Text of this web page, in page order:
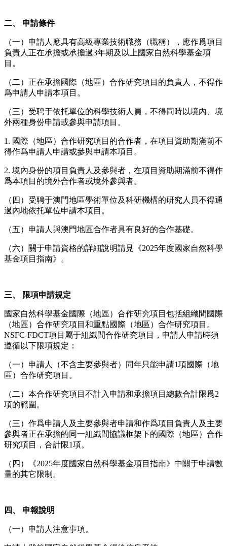
二、 申請條件
（一）申請人應具有高級專業技術職務（職稱），應作爲項目
負責人正在承擔或承擔過3年期及以上國家自然科學基金項
目。
（二）正在承擔國際（地區）合作研究項目的負責人，不得作
爲申請人申請本項目。
（三）受聘于依托單位的科學技術人員，不得同時以境內、境
外兩種身份申請或參與申請項目。
1. 國際（地區）合作研究項目的合作者，在項目資助期滿前不
得作爲申請人申請或參與申請本項目。
2. 境內身份的項目負責人及參與者，在項目資助期滿前不得作
爲本項目的境外合作者或境外參與者。
（四）受聘于澳門地區學術單位及科研機構的研究人員不得通
過內地依托單位申請本項目。
（五）申請人與澳門地區合作者具有良好的合作基礎。
（六）關于申請資格的詳細說明請見《2025年度國家自然科學
基金項目指南》。
三、 限項申請規定
國家自然科學基金國際（地區）合作研究項目包括組織間國際
（地區）合作研究項目和重點國際（地區）合作研究項目。
NSFC-FDCT項目屬于組織間合作研究項目，申請人申請時須
遵循以下限項規定：
（一）申請人（不含主要參與者）同年只能申請1項國際（地
區）合作研究項目。
（二）本合作研究項目不計入申請和承擔項目總數合計限爲2
項的範圍。
（三）作爲申請人及主要參與者申請和作爲項目負責人及主要
參與者正在承擔的同一組織間協議框架下的國際（地區）合作
研究項目，合計限1項。
（四）《2025年度國家自然科學基金項目指南》中關于申請數
量的其它限制。
四、 申報說明
（一）申請人注意事項。